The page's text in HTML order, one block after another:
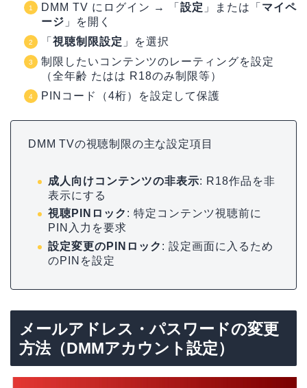
DMM TV にログイン → 「 設定 」または「 マイペ
ージ 」を開く
「 視聴制限設定 」を選択
制限したいコンテンツのレーティングを設定
（全年齢 たはは R18のみ制限等）
PINコード（4桁）を設定して保護
DMM TVの視聴制限の主な設定項目
成人向けコンテンツの非表示: R18作品を非
表示にする
視聴PINロック : 特定コンテンツ視聴前に
PIN入力を要求
設定変更のPINロック : 設定画面に入るため
のPINを設定
メールアドレス・パスワードの変更
方法（DMMアカウント設定）